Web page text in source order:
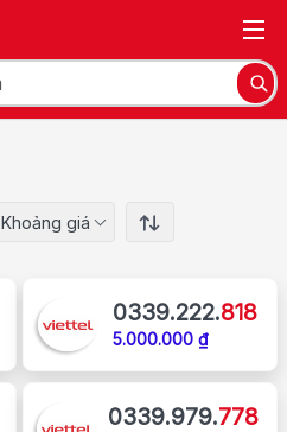
Khoảng giá
0339.222.818
5.000.000 ₫
0339.979.778